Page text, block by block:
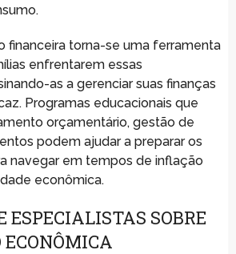
financeira torna-se uma ferramenta
enfrentarem essas
as a gerenciar suas finanças
Programas educacionais que
orçamentário, gestão de
podem ajudar a preparar os
navegar em tempos de inflação
econômica.
ESPECIALISTAS SOBRE